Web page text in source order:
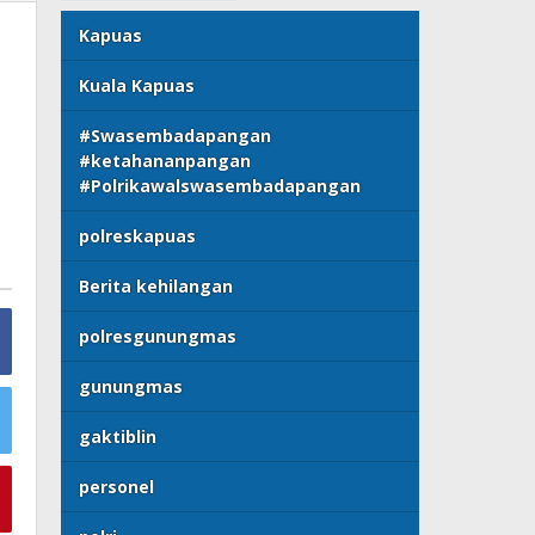
Kapuas
Kuala Kapuas
#Swasembadapangan
#ketahananpangan
#Polrikawalswasembadapangan
polreskapuas
Berita kehilangan
polresgunungmas
gunungmas
gaktiblin
personel